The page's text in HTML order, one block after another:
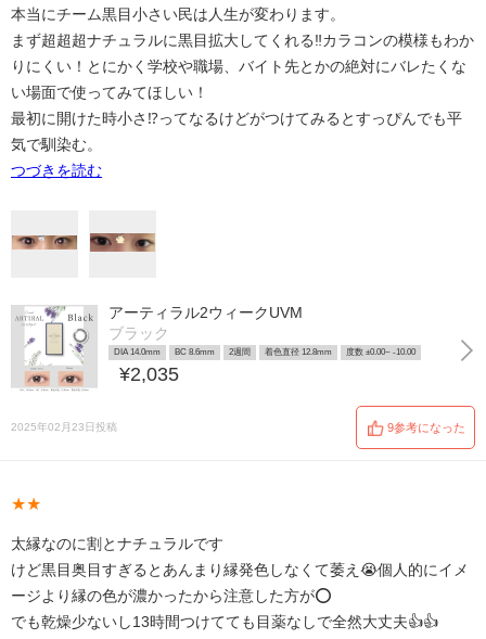
本当にチーム黒目小さい民は人生が変わります。
まず超超超ナチュラルに黒目拡大してくれる‼️カラコンの模様もわか
りにくい！とにかく学校や職場、バイト先とかの絶対にバレたくな
い場面で使ってみてほしい！
最初に開けた時小さ⁉️ってなるけどがつけてみるとすっぴんでも平
気で馴染む。
つづきを読む
アーティラル2ウィークUVM
ブラック
DIA 14.0mm BC 8.6mm 2週間 着色直径 12.8mm 度数 ±0.00~ -10.00
¥2,035
2025年02月23日投稿 9参考になった
★★
太縁なのに割とナチュラルです
けど黒目奥目すぎるとあんまり縁発色しなくて萎え😭個人的にイメ
ージより縁の色が濃かったから注意した方が⭕️
でも乾燥少ないし13時間つけてても目薬なしで全然大丈夫👍👍